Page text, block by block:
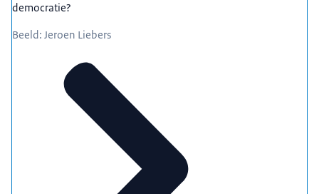
democratie?
Beeld: Jeroen Liebers